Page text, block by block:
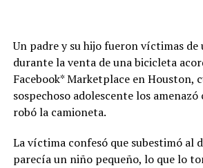
Un padre y su hijo fueron víctimas
durante la venta de una bicicleta
Facebook* Marketplace en Houston,
sospechoso adolescente los
robó la camioneta.
La víctima confesó que subestimó al
parecía un niño pequeño, lo que lo